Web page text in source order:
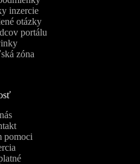
inzercie
otázky
portálu
zóna
pomoci